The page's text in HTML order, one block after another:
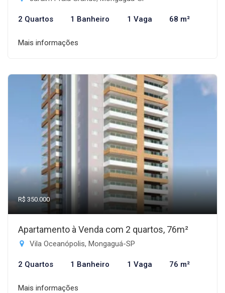
2 Quartos 1 Banheiro 1 Vaga 68 m²
Mais informações
R$ 350.000
Apartamento à Venda com 2 quartos, 76m²
Vila Oceanópolis, Mongaguá-SP
2 Quartos 1 Banheiro 1 Vaga 76 m²
Mais informações